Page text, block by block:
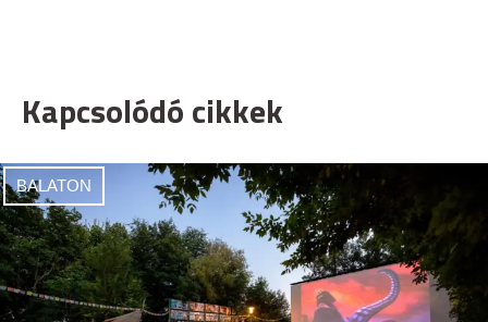
Kapcsolódó cikkek
BALATON